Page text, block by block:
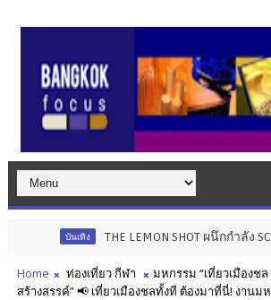
THE LEMON SHOT ผนึกกำลัง SCA
Home ท่องเที่ยว กีฬา
มหกรรม “เที่ยวเมือง
สร้างสรรค์” 📢 เที่ยวเมืองชลทั้งที ต้องมาที่นี่! งานม